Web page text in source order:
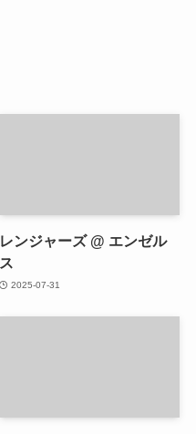
レンジャーズ @ エンゼル
ス
2025-07-31